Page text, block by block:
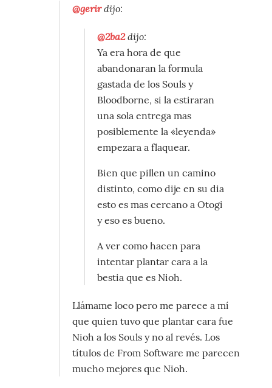
@gerirdijo:
@2ba2dijo:
Ya era hora de que
abandonaran la formula
gastada de los Souls y
Bloodborne, si la estiraran
una sola entrega mas
posiblemente la «leyenda»
empezara a flaquear.
Bien que pillen un camino
distinto, como dije en su dia
esto es mas cercano a Otogi
y eso es bueno.
A ver como hacen para
intentar plantar cara a la
bestia que es Nioh.
Llámame loco pero me parece a mí
que quien tuvo que plantar cara fue
Nioh a los Souls y no al revés. Los
títulos de From Software me parecen
mucho mejores que Nioh.